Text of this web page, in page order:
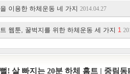
이용한 하체운동 네 가지 2014.04.27
웹툰, 꿀벅지를 위한 하체운동 세 가지 1
! 살 빠지는 20분 하체 홈트 | 중림